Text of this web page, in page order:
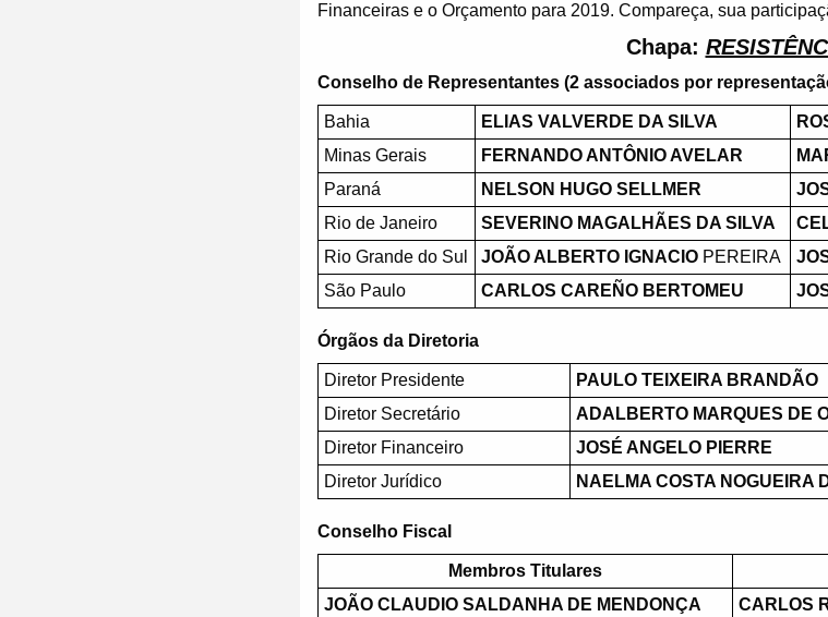
Financeiras e o Orçamento para 2019. Compareça, sua
Chapa:
Conselho de Representantes (2 associados por
Bahia ELIAS VALVERDE DA SILVA
Minas Gerais
FERNANDO ANTÔNIO AVELAR
Paraná
NELSON HUGO SELLMER
Rio de Janeiro
SEVERINO MAGALHÃES DA SILVA
Rio Grande do Sul
JOÃO ALBERTO IGNACIOPEREIRA
São Paulo
CARLOS CAREÑO BERTOMEU
Órgãos da Diretoria
Diretor Presidente
PAULO TEIXEIRA BRANDÃO
Diretor Secretário
ADALBERTO MARQUES DE
Diretor Financeiro
JOSÉ ANGELO PIERRE
Diretor Jurídico
NAELMA COSTA NOGUEIRA
Conselho Fiscal
Membros Titulares
JOÃO CLAUDIO SALDANHA DE MENDONÇA
CARLOS